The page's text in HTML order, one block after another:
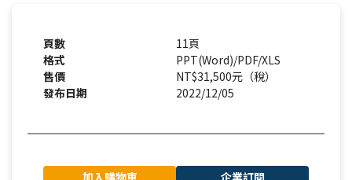
頁數
11頁
格式
PPT(Word)/PDF/XLS
售價
NT$31,500元（稅）
發布日期
2022/12/05
加入購物車 企業訂閱